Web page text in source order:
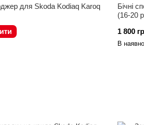
для Skoda Kodiaq Karoq
Бічні
(16-20
1 800
В